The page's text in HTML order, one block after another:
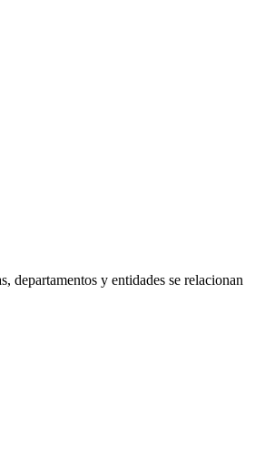
departamentos y entidades se relacionan